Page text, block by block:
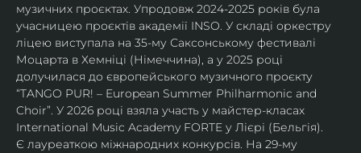
музичних проєктах. Упродовж 2024-2025 років була
учасницею проєктів академії INSO. У складі оркестру
ліцею виступала на 35-му Саксонському фестивалі
Моцарта в Хемніці (Німеччина), а у 2025 році
долучилася до європейського музичного проєкту
“TANGO PUR! – European Summer Philharmonic and
Choir”. У 2026 році взяла участь у майстер-класах
International Music Academy FORTE у Лієрі (Бельгія).
Є лауреаткою міжнародних конкурсів. На 29-му